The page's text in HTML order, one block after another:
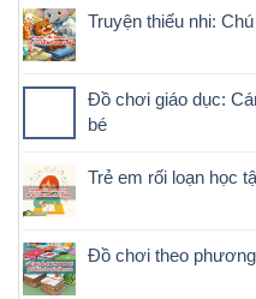
Truyện thiếu nhi:
Đồ chơi giáo dục:
bé
Trẻ em rối loạn học
Đồ chơi theo